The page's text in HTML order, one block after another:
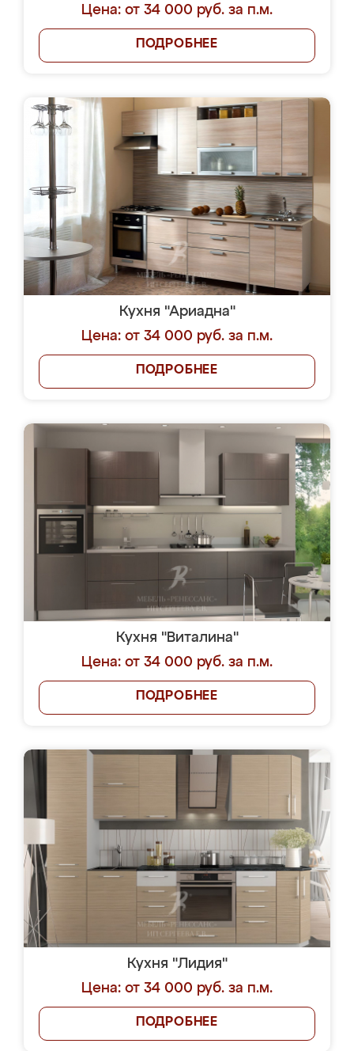
Цена: от 34 000 руб. за п.м.
ПОДРОБНЕЕ
Кухня "Ариадна"
Цена: от 34 000 руб. за п.м.
ПОДРОБНЕЕ
Кухня "Виталина"
Цена: от 34 000 руб. за п.м.
ПОДРОБНЕЕ
Кухня "Лидия"
Цена: от 34 000 руб. за п.м.
ПОДРОБНЕЕ